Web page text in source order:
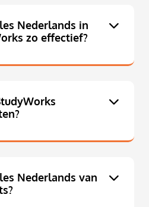
Nederlands in
zo effectief?
Nederlands van